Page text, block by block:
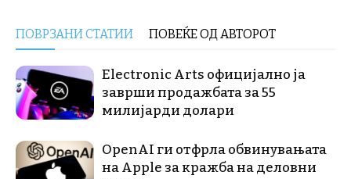
ПОВРЗАНИ СТАТИИ ПОВЕЌЕ ОД АВТОРОТ
Electronic Arts официјално ја
заврши продажбата за 55
милијарди долари
OpenAI ги отфрла обвинувањата
на Apple за кражба на деловни